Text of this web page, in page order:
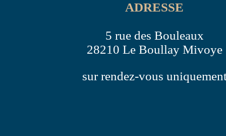
ADRESSE
5 rue des Bouleaux
28210 Le Boullay Mivoye
sur rendez-vous